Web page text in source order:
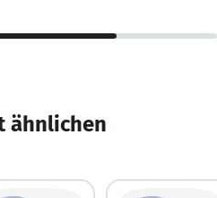
ähnlichen